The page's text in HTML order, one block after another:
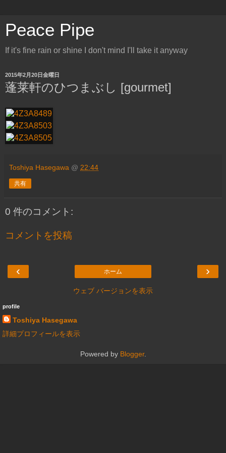
Peace Pipe
If it's fine rain or shine I don't mind I'll take it anyway
2015年2月20日金曜日
蓬莱軒のひつまぶし [gourmet]
Toshiya Hasegawa @ 22:44
共有
0 件のコメント:
コメントを投稿
‹ ›
ホーム
ウェブ バージョンを表示
profile
Toshiya Hasegawa
詳細プロフィールを表示
Powered by Blogger.